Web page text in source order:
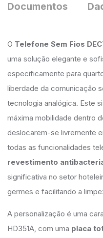
Documentos
O Telefone Sem Fios
uma solução elegante e
especificamente para
liberdade da comunicação
tecnologia analógica. Este
máxima mobilidade dentro
deslocarem-se livremente
todas as funcionalidades
revestimento
significativa no setor
germes e facilitando a
A personalização é uma
HD351A, com uma placa